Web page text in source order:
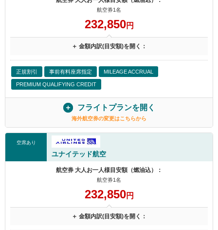
航空券1名
232,850円
＋ 金額内訳(目安額)を開く：
正規割引 事前有料座席指定 MILEAGE ACCRUAL
PREMIUM QUALIFYING CREDIT
フライトプランを開く
海外航空券の変更はこちらから
空席あり
ユナイテッド航空
航空券 大人お一人様目安額（燃油込）：
航空券1名
232,850円
＋ 金額内訳(目安額)を開く：